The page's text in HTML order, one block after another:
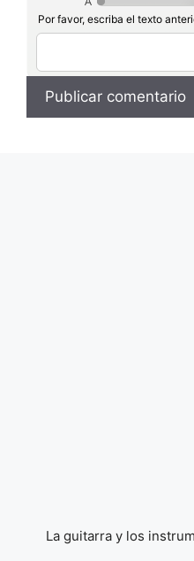
Por favor, escriba el texto
La guitarra y los